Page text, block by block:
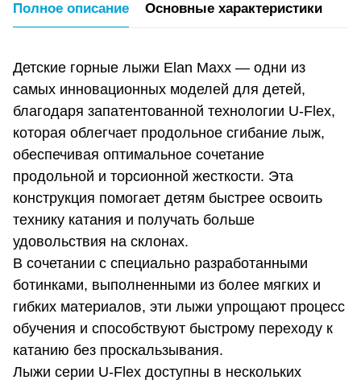
Полное описание Основные характеристики
Детские горные лыжи Elan Maxx — одни из
самых инновационных моделей для детей,
благодаря запатентованной технологии U-Flex,
которая облегчает продольное сгибание лыж,
обеспечивая оптимальное сочетание
продольной и торсионной жесткости. Эта
конструкция помогает детям быстрее освоить
технику катания и получать больше
удовольствия на склонах.
В сочетании с специально разработанными
ботинками, выполненными из более мягких и
гибких материалов, эти лыжи упрощают процесс
обучения и способствуют быстрому переходу к
катанию без проскальзывания.
Лыжи серии U-Flex доступны в нескольких